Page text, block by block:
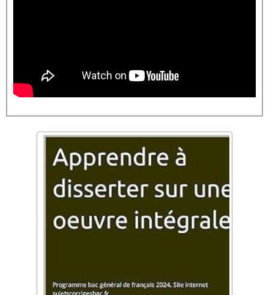
être le meilleur initiateur dialecticien philosophique auprès d’un
enseigné qui va au-delà du paraitre. Il faut donc remonter jusqu’à
l’essence du savoir.
A consulter
Autre analyse du prologue
Etude linéaire
Etude lineaire prologue rabelais (1.35 Mo)